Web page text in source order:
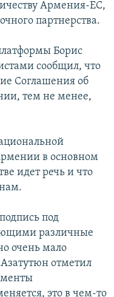
Армения-ЕС,
партнерства.
Борис
сообщил, что
Соглашения об
тем не менее,
в основном
идет речь и что
под
различные
очень мало
отметил
это в чем-то